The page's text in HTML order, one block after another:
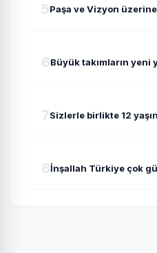
5Paşa ve Vizyon
6Büyük takımların yeni
7Sizlerle birlikte 12
8İnşallah Türkiye çok